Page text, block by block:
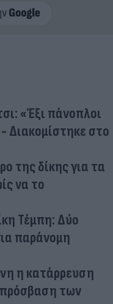
«Έξι πάνοπλοι
Διακομίστηκε στο
της δίκης για τα
να το
Τέμπη: Δύο
παράνομη
η κατάρρευση
των